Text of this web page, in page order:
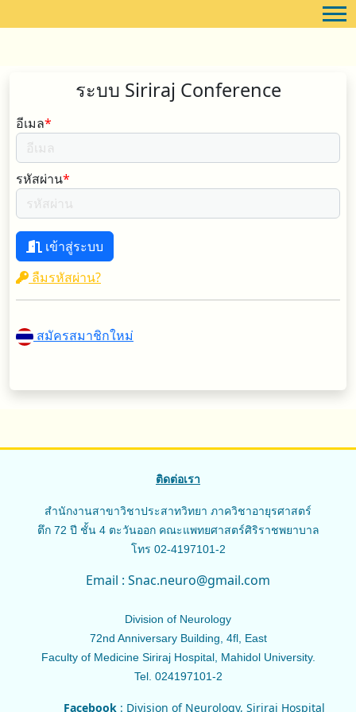
ระบบ Siriraj Conference
อีเมล*
รหัสผ่าน*
เข้าสู่ระบบ
ลืมรหัสผ่าน?
สมัครสมาชิกใหม่
ติดต่อเรา
สำนักงานสาขาวิชาประสาทวิทยา ภาควิชาอายุรศาสตร์
ตึก 72 ปี ชั้น 4 ตะวันออก คณะแพทยศาสตร์ศิริราชพยาบาล
โทร 02-4197101-2
Email : Snac.neuro@gmail.com
Division of Neurology
72nd Anniversary Building, 4fl, East
Faculty of Medicine Siriraj Hospital, Mahidol University.
Tel. 024197101-2
Facebook: Division of Neurology, Siriraj Hospital